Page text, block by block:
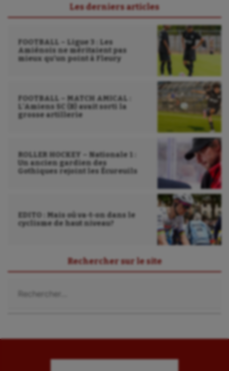
Les derniers articles
FOOTBALL – Ligue 3 : Les
Amiénois ne méritaient pas
mieux qu’un point à Fleury
FOOTBALL – MATCH AMICAL :
L’Amiens SC (B) avait sorti la
grosse artillerie
ROLLER HOCKEY – Nationale 1 :
Un ancien gardien des
Gothiques rejoint les Écureuils
EDITO : Mais où va-t-on dans le
cyclisme de haut niveau?
Rechercher sur le site